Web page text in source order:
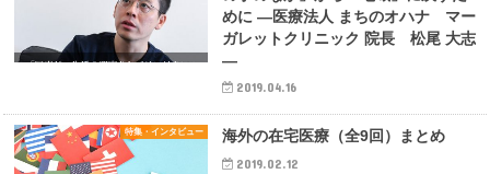
めに ―医療法人 まちのオハナ マー
ガレットクリニック 院長 松尾 大志
―
2019.04.16
特集・インタビュー 海外の在宅医療（全9回）まとめ
2019.02.12